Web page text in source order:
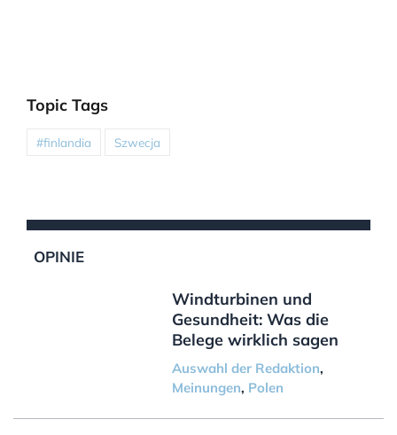
Topic Tags
#finlandia Szwecja
OPINIE
Windturbinen und
Gesundheit: Was die
Belege wirklich sagen
Auswahl der Redaktion,
Meinungen, Polen